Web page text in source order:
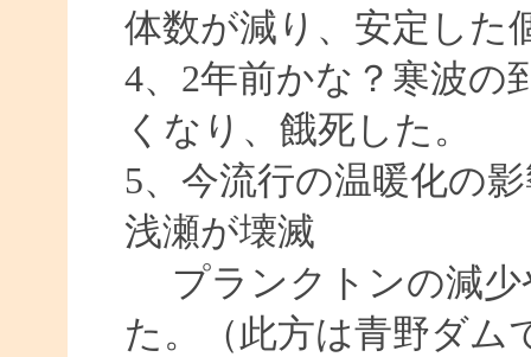
体数が減り、安定した
4、2年前かな？寒波の
くなり、餓死した。
5、今流行の温暖化の
浅瀬が壊滅
プランクトンの減少
た。（此方は青野ダム